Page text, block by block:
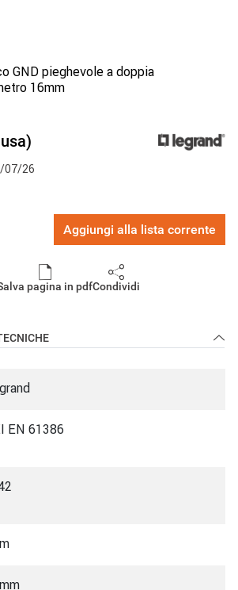
GND pieghevole a doppia
16mm
07/26
Aggiungi alla lista corrente
pagina in pdfCondividi
EN 61386